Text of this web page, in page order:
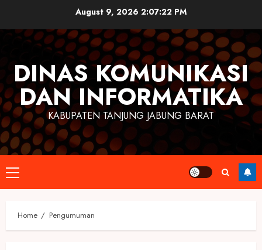
content
August 9, 2026 2:07:23 PM
DINAS KOMUNIKASI
DAN INFORMATIKA
KABUPATEN TANJUNG JABUNG BARAT
Primary
Menu
Home Pengumuman